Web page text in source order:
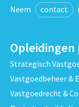
Neem contact
Strategisch
Vastgoedbeheer &
Vastgoedrecht &